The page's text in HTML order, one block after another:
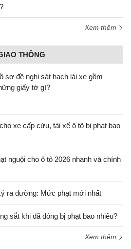
Xem thêm
THÔNG
sơ đề nghị sát hạch lái xe gồm
giấy tờ gì?
xe cấp cứu, tài xế ô tô bị phạt bao
nguội cho ô tô 2026 nhanh và chính
ra đường: Mức phạt mới nhất
sắt khi đã đóng bị phạt bao nhiêu?
Xem thêm